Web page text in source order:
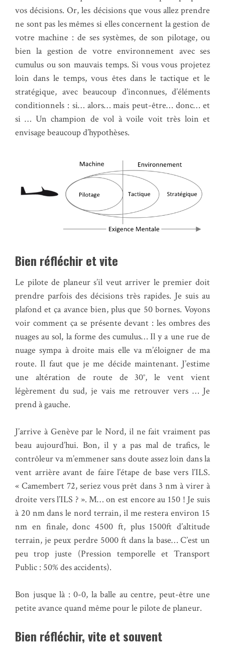
vos décisions. Or, les décisions que vous allez prendre
ne sont pas les mêmes si elles concernent la gestion de
votre machine : de ses systèmes, de son pilotage, ou
bien la gestion de votre environnement avec ses
cumulus ou son mauvais temps. Si vous vous projetez
loin dans le temps, vous êtes dans le tactique et le
stratégique, avec beaucoup d’inconnues, d’éléments
conditionnels : si… alors… mais peut-être… donc… et
si … Un champion de vol à voile voit très loin et
envisage beaucoup d’hypothèses.
Bien réfléchir et vite
Le pilote de planeur s’il veut arriver le premier doit
prendre parfois des décisions très rapides. Je suis au
plafond et ça avance bien, plus que 50 bornes. Voyons
voir comment ça se présente devant : les ombres des
nuages au sol, la forme des cumulus… Il y a une rue de
nuage sympa à droite mais elle va m’éloigner de ma
route. Il faut que je me décide maintenant. J’estime
une altération de route de 30°, le vent vient
légèrement du sud, je vais me retrouver vers … Je
prend à gauche.
J’arrive à Genève par le Nord, il ne fait vraiment pas
beau aujourd’hui. Bon, il y a pas mal de trafics, le
contrôleur va m’emmener sans doute assez loin dans la
vent arrière avant de faire l’étape de base vers l’ILS.
« Camembert 72, seriez vous prêt dans 3 nm à virer à
droite vers l’ILS ? ». M… on est encore au 150 ! Je suis
à 20 nm dans le nord terrain, il me restera environ 15
nm en finale, donc 4500 ft, plus 1500ft d’altitude
terrain, je peux perdre 5000 ft dans la base… C’est un
peu trop juste (Pression temporelle et Transport
Public : 50% des accidents).
Bon jusque là : 0-0, la balle au centre, peut-être une
petite avance quand même pour le pilote de planeur.
Bien réfléchir, vite et souvent